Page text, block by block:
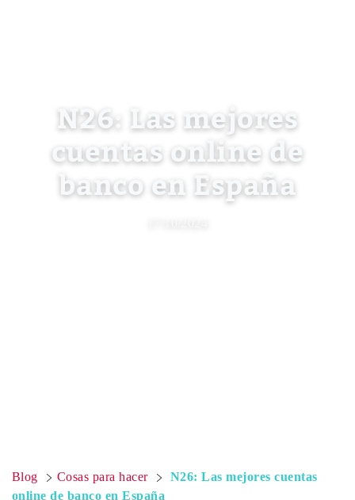
N26: Las mejores
cuentas online de
banco en España
Blog Cosas para hacer
N26: Las mejores cuentas
online de banco en España